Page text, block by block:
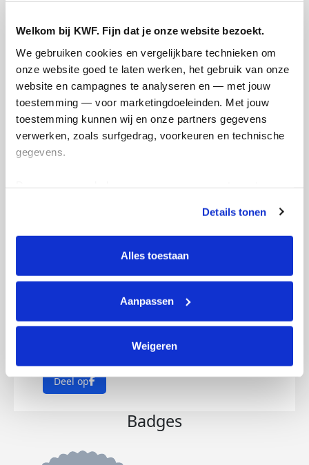
Welkom bij KWF. Fijn dat je onze website bezoekt.
We gebruiken cookies en vergelijkbare technieken om
onze website goed te laten werken, het gebruik van onze
website en campagnes te analyseren en — met jouw
toestemming — voor marketingdoeleinden. Met jouw
toestemming kunnen wij en onze partners gegevens
verwerken, zoals surfgedrag, voorkeuren en technische
gegevens.
tonen. Je kunt je toestemming op elk moment wijzigen of
intrekken via Cookie instellingen onderaan de pagina. De
lijst met cookies is te vinden in het tabblad “details”.
Details tonen
Alles toestaan
Aanpassen
Weigeren
Opgehaald
€1.000
Streefbedrag
€1.000
Doneer Word lid van mijn team
Lichtjestocht voor het KWF
maandag 19 december 2022
te denken aan juf Francis.
Deel op
Badges